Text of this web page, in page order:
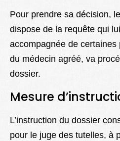
Pour prendre sa décision,
dispose de la requête qui
accompagnée de
du médecin agréé, va
dossier.
Mesure
L’instruction du dossier
pour le juge des tutelles, à